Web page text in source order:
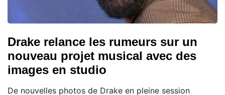
Drake relance les rumeurs sur un
nouveau projet musical avec des
images en studio
De nouvelles photos de Drake en pleine session